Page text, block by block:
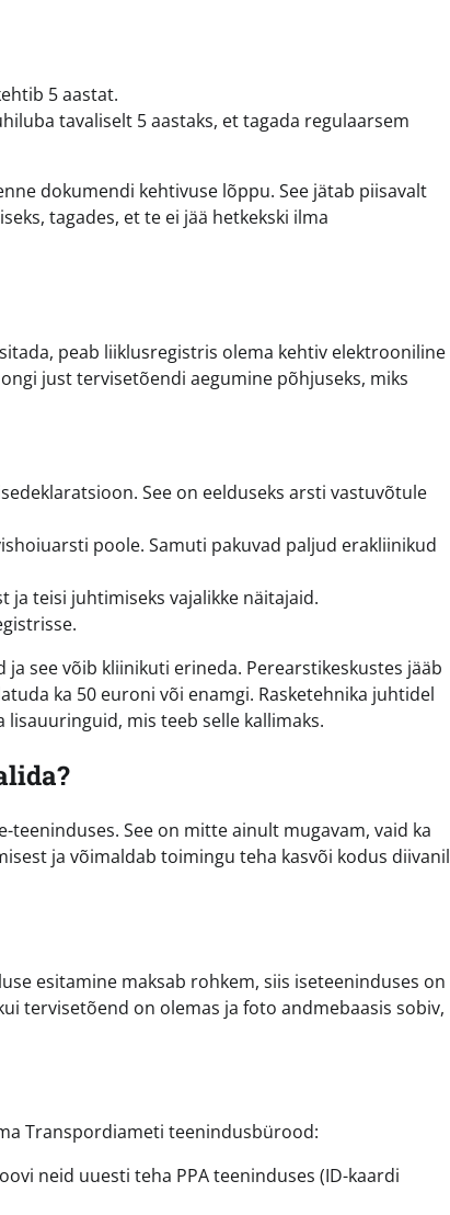
5 aastat.
tavaliselt 5 aastaks, et tagada regulaarsem
dokumendi kehtivuse lõppu. See jätab piisavalt
tagades, et te ei jää hetkekski ilma
peab liiklusregistris olema kehtiv elektrooniline
just tervisetõendi aegumine põhjuseks, miks
See on eelduseks arsti vastuvõtule
poole. Samuti pakuvad paljud erakliinikud
teisi juhtimiseks vajalikke näitajaid.
see võib kliinikuti erineda. Perearstikeskustes jääb
ka 50 euroni või enamgi. Rasketehnika juhtidel
mis teeb selle kallimaks.
See on mitte ainult mugavam, vaid ka
ja võimaldab toimingu teha kasvõi kodus diivanil
esitamine maksab rohkem, siis iseteeninduses on
tervisetõend on olemas ja foto andmebaasis sobiv,
Transpordiameti teenindusbürood:
neid uuesti teha PPA teeninduses (ID-kaardi